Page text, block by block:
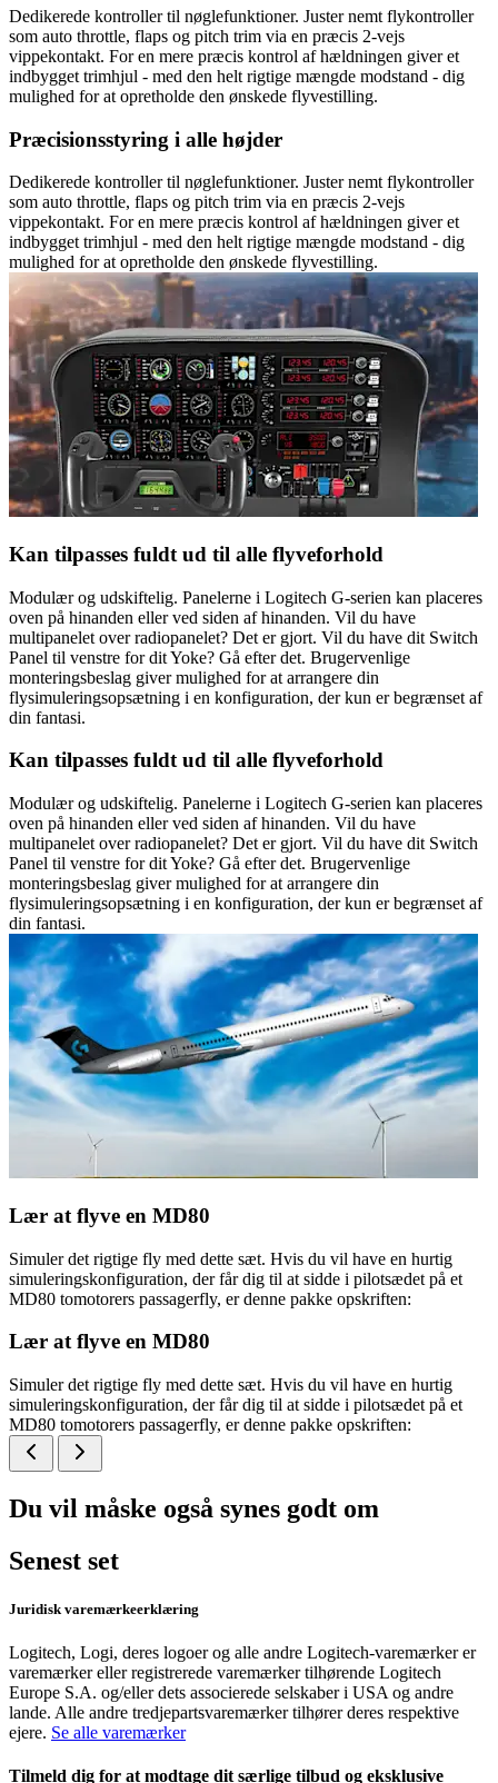
Dedikerede kontroller til nøglefunktioner. Juster nemt flykontroller
som auto throttle, flaps og pitch trim via en præcis 2-vejs
vippekontakt. For en mere præcis kontrol af hældningen giver et
indbygget trimhjul - med den helt rigtige mængde modstand - dig
mulighed for at opretholde den ønskede flyvestilling.
Præcisionsstyring i alle højder
Dedikerede kontroller til nøglefunktioner. Juster nemt flykontroller
som auto throttle, flaps og pitch trim via en præcis 2-vejs
vippekontakt. For en mere præcis kontrol af hældningen giver et
indbygget trimhjul - med den helt rigtige mængde modstand - dig
mulighed for at opretholde den ønskede flyvestilling.
Kan tilpasses fuldt ud til alle flyveforhold
Modulær og udskiftelig. Panelerne i Logitech G-serien kan placeres
oven på hinanden eller ved siden af hinanden. Vil du have
multipanelet over radiopanelet? Det er gjort. Vil du have dit Switch
Panel til venstre for dit Yoke? Gå efter det. Brugervenlige
monteringsbeslag giver mulighed for at arrangere din
flysimuleringsopsætning i en konfiguration, der kun er begrænset af
din fantasi.
Kan tilpasses fuldt ud til alle flyveforhold
Modulær og udskiftelig. Panelerne i Logitech G-serien kan placeres
oven på hinanden eller ved siden af hinanden. Vil du have
multipanelet over radiopanelet? Det er gjort. Vil du have dit Switch
Panel til venstre for dit Yoke? Gå efter det. Brugervenlige
monteringsbeslag giver mulighed for at arrangere din
flysimuleringsopsætning i en konfiguration, der kun er begrænset af
din fantasi.
Lær at flyve en MD80
Simuler det rigtige fly med dette sæt. Hvis du vil have en hurtig
simuleringskonfiguration, der får dig til at sidde i pilotsædet på et
MD80 tomotorers passagerfly, er denne pakke opskriften:
Lær at flyve en MD80
Simuler det rigtige fly med dette sæt. Hvis du vil have en hurtig
simuleringskonfiguration, der får dig til at sidde i pilotsædet på et
MD80 tomotorers passagerfly, er denne pakke opskriften:
Du vil måske også synes godt om
Senest set
Juridisk varemærkeerklæring
Logitech, Logi, deres logoer og alle andre Logitech-varemærker er
varemærker eller registrerede varemærker tilhørende Logitech
Europe S.A. og/eller dets associerede selskaber i USA og andre
lande. Alle andre tredjepartsvaremærker tilhører deres respektive
ejere. Se alle varemærker
Tilmeld dig for at modtage dit særlige tilbud og eksklusive